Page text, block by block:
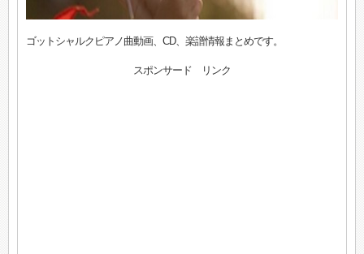
ゴットシャルクピアノ曲動画、CD、楽譜情報まとめです。
スポンサード リンク